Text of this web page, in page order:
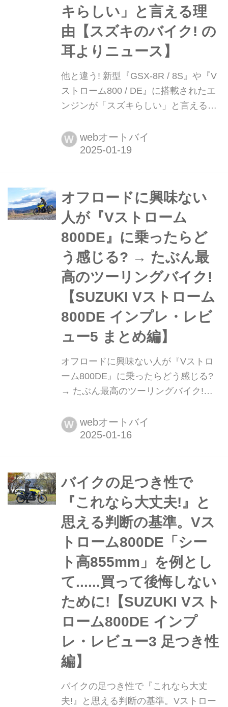
キらしい」と言える理
由【スズキのバイク! の
耳よりニュース】
他と違う! 新型『GSX-8R / 8S』や『V
ストローム800 / DE』に搭載されたエ
ンジンが「スズキらしい」と言える理
ス】 2023年に登場した『GSX-8S』に
初搭載されたスズキの新型並列2気筒
ごい?
W webオートバイ
オフロードに興味ない
人が『Vストローム
800DE』に乗ったらど
う感じる? → たぶん最
高のツーリングバイク!
【SUZUKI Vストローム
800DE インプレ・レビ
ュー5 まとめ編】
オフロードに興味ない人が『Vストロ
ーム800DE』に乗ったらどう感じる?
→ たぶん最高のツーリングバイク!
レ・レビュー5 まとめ編】 オフロード
志向が強いリアル・アドベンチャーの
秀だという理由はここまでお伝えして
きた通り。でもオフロードを走らなか
ったら「宝の持ち腐れ」になるので
は?
W webオートバイ
バイクの足つき性で
『これなら大丈夫!』と
思える判断の基準。Vス
トローム800DE「シー
ト高855mm」を例とし
て......買って後悔しない
ために!【SUZUKI Vスト
ローム800DE インプ
レ・レビュー3 足つき性
編】
バイクの足つき性で『これなら大丈
夫!』と思える判断の基準。Vストロー